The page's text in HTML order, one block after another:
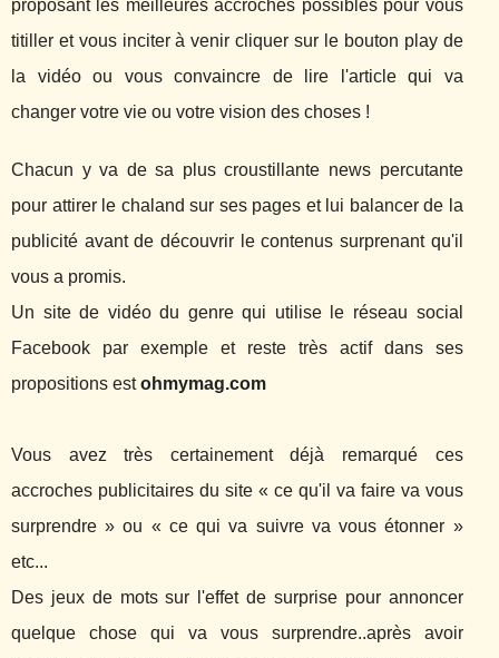
proposant les meilleures accroches possibles pour vous
titiller et vous inciter à venir cliquer sur le bouton play de
la vidéo ou vous convaincre de lire l'article qui va
changer votre vie ou votre vision des choses !
Chacun y va de sa plus croustillante news percutante
pour attirer le chaland sur ses pages et lui balancer de la
publicité avant de découvrir le contenus surprenant qu'il
vous a promis.
Un site de vidéo du genre qui utilise le réseau social
Facebook par exemple et reste très actif dans ses
propositions estohmymag.com
Vous avez très certainement déjà remarqué ces
accroches publicitaires du site « ce qu'il va faire va vous
surprendre » ou « ce qui va suivre va vous étonner »
etc...
Des jeux de mots sur l'effet de surprise pour annoncer
quelque chose qui va vous surprendre..après avoir